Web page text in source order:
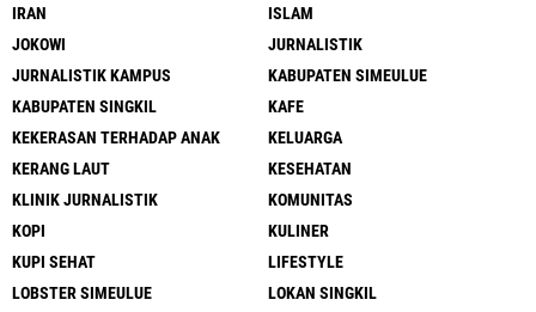
IRAN
ISLAM
JOKOWI
JURNALISTIK
JURNALISTIK KAMPUS
KABUPATEN SIMEULUE
KABUPATEN SINGKIL
KAFE
KEKERASAN TERHADAP ANAK
KELUARGA
KERANG LAUT
KESEHATAN
KLINIK JURNALISTIK
KOMUNITAS
KOPI
KULINER
KUPI SEHAT
LIFESTYLE
LOBSTER SIMEULUE
LOKAN SINGKIL